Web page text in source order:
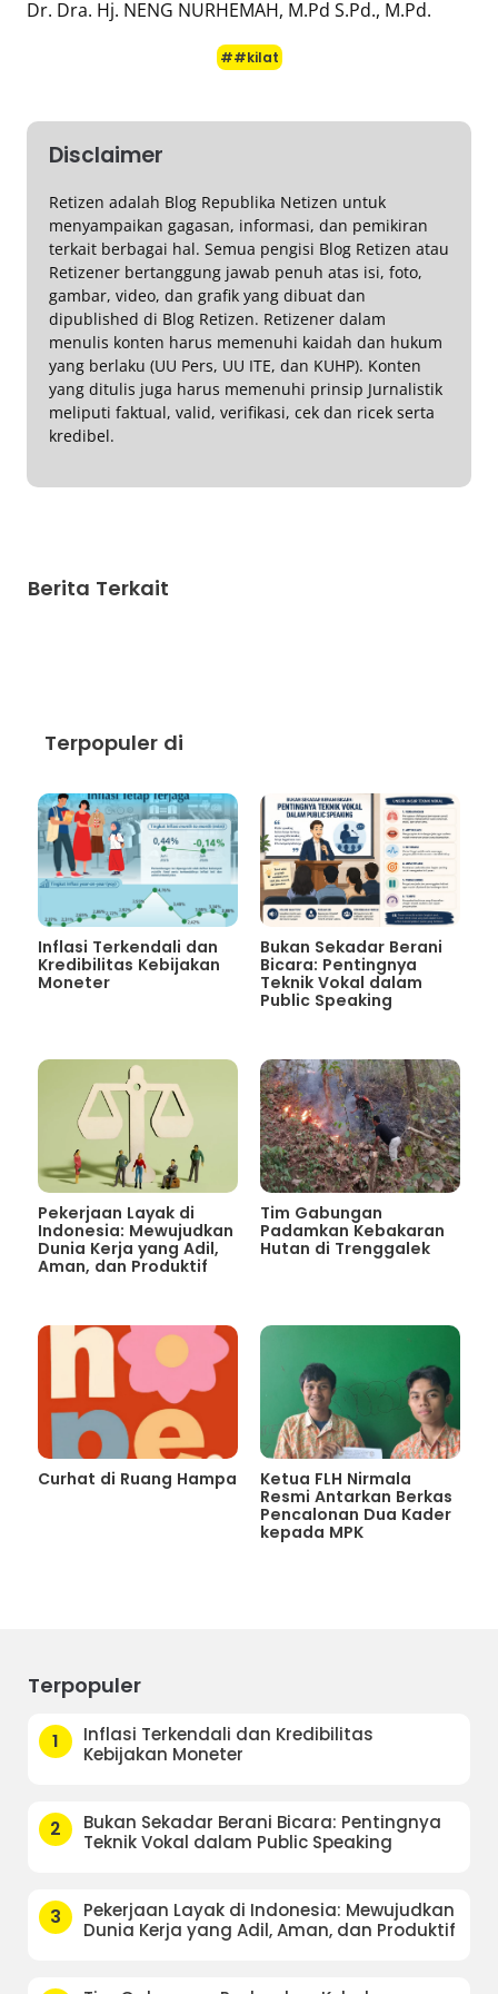
Dr. Dra. Hj. NENG NURHEMAH, M.Pd S.Pd., M.Pd.
##kilat
Disclaimer
Retizen adalah Blog Republika Netizen untuk
menyampaikan gagasan, informasi, dan pemikiran
terkait berbagai hal. Semua pengisi Blog Retizen atau
Retizener bertanggung jawab penuh atas isi, foto,
gambar, video, dan grafik yang dibuat dan
dipublished di Blog Retizen. Retizener dalam
menulis konten harus memenuhi kaidah dan hukum
yang berlaku (UU Pers, UU ITE, dan KUHP). Konten
yang ditulis juga harus memenuhi prinsip Jurnalistik
meliputi faktual, valid, verifikasi, cek dan ricek serta
kredibel.
Berita Terkait
Terpopuler di
Inflasi Terkendali dan
Kredibilitas Kebijakan
Moneter
Bukan Sekadar Berani
Bicara: Pentingnya
Teknik Vokal dalam
Public Speaking
Pekerjaan Layak di
Indonesia: Mewujudkan
Dunia Kerja yang Adil,
Aman, dan Produktif
Tim Gabungan
Padamkan Kebakaran
Hutan di Trenggalek
Curhat di Ruang Hampa
Ketua FLH Nirmala
Resmi Antarkan Berkas
Pencalonan Dua Kader
kepada MPK
Terpopuler
1
Inflasi Terkendali dan Kredibilitas
Kebijakan Moneter
2
Bukan Sekadar Berani Bicara: Pentingnya
Teknik Vokal dalam Public Speaking
3
Pekerjaan Layak di Indonesia: Mewujudkan
Dunia Kerja yang Adil, Aman, dan Produktif